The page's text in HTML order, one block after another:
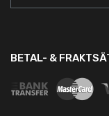
BETAL- &